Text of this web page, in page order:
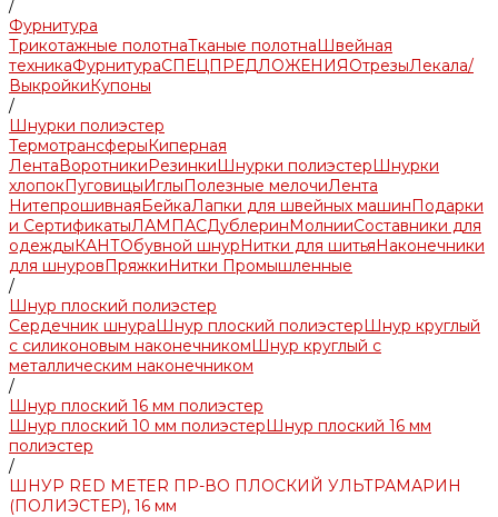
/
Фурнитура
Трикотажные полотнаТканые полотнаШвейная
техникаФурнитураСПЕЦПРЕДЛОЖЕНИЯОтрезыЛекала/
ВыкройкиКупоны
/
Шнурки полиэстер
ТермотрансферыКиперная
ЛентаВоротникиРезинкиШнурки полиэстерШнурки
хлопокПуговицыИглыПолезные мелочиЛента
НитепрошивнаяБейкаЛапки для швейных машинПодарки
и СертификатыЛАМПАСДублеринМолнииСоставники для
одеждыКАНТОбувной шнурНитки для шитьяНаконечники
для шнуровПряжкиНитки Промышленные
/
Шнур плоский полиэстер
Сердечник шнураШнур плоский полиэстерШнур круглый
с силиконовым наконечникомШнур круглый с
металлическим наконечником
/
Шнур плоский 16 мм полиэстер
Шнур плоский 10 мм полиэстерШнур плоский 16 мм
полиэстер
/
ШНУР RED METER ПР-ВО ПЛОСКИЙ УЛЬТРАМАРИН
(ПОЛИЭСТЕР), 16 мм